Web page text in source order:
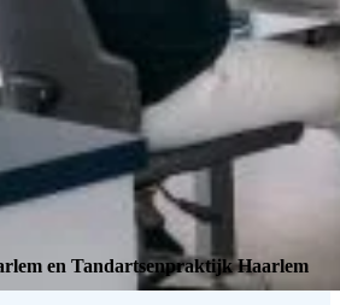
en Tandartsenpraktijk Haarlem